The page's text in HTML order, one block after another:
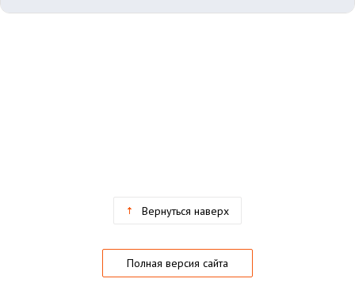
Вернуться наверх
Полная версия сайта